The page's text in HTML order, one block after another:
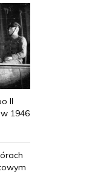
II
1946